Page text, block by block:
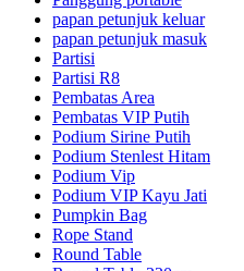
papan petunjuk keluar
papan petunjuk masuk
Partisi
Partisi R8
Pembatas Area
Pembatas VIP Putih
Podium Sirine Putih
Podium Stenlest Hitam
Podium Vip
Podium VIP Kayu Jati
Pumpkin Bag
Rope Stand
Round Table